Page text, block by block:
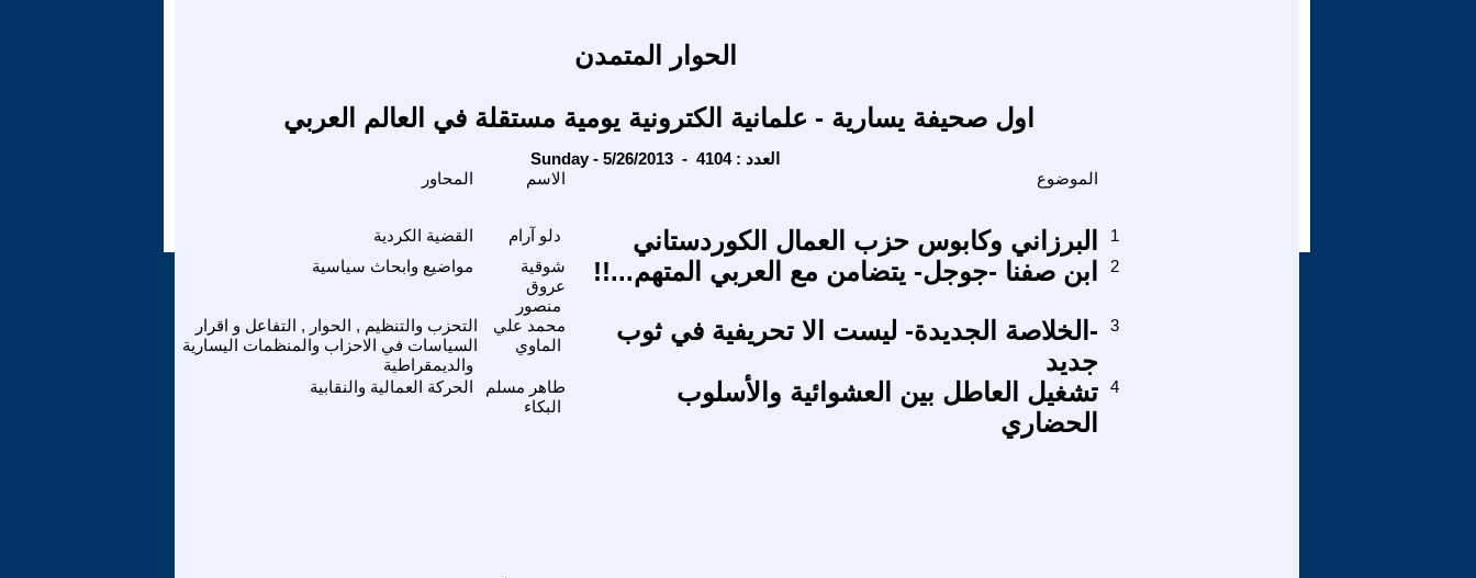
الحوار المتمدن
اول صحيفة يسارية - علمانية الكترونية يومية مستقلة في العالم العربي
Sunday - 5/26/2013 - العدد : 4104
الاسم الموضوع
القضية الكردية دلو آرام البرزاني وكابوس حزب العمال الكوردستاني
1
مواضيع وابحاث سياسية
شوقية
عروق
منصور
ابن صفنا -جوجل- يتضامن مع العربي المتهم...!! 2
التحزب والتنظيم , الحوار , التفاعل و اقرار
السياسات في الاحزاب والمنظمات اليسارية
والديمقراطية
محمد علي
الماوي
-الخلاصة الجديدة- ليست الا تحريفية في ثوب
جديد
3
الحركة العمالية والنقابية
طاهر مسلم
البكاء
تشغيل العاطل بين العشوائية والأسلوب
الحضاري
4